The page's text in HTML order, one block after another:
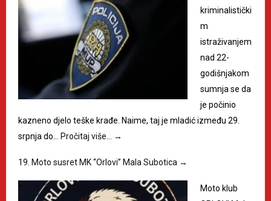
kriminalistički
m
istraživanjem
nad 22-
godišnjakom
sumnja se da
je počinio
kazneno djelo teške krađe. Naime, taj je mladić između 29.
srpnja do… Pročitaj više… →
19. Moto susret MK “Orlovi” Mala Subotica →
Moto klub